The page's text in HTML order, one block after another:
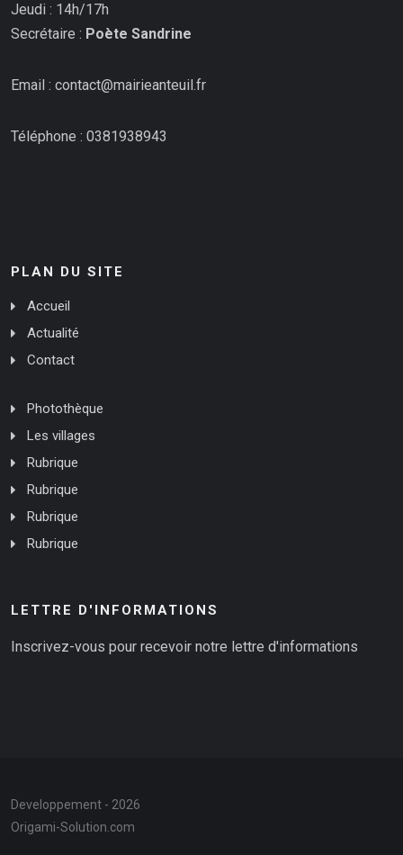
Jeudi : 14h/17h
Secrétaire : Poète Sandrine
Email : contact@mairieanteuil.fr
Téléphone : 0381938943
PLAN DU SITE
Accueil
Actualité
Contact
Photothèque
Les villages
Rubrique
Rubrique
Rubrique
Rubrique
LETTRE D'INFORMATIONS
Inscrivez-vous pour recevoir notre lettre d'informations
Developpement - 2026
Origami-Solution.com